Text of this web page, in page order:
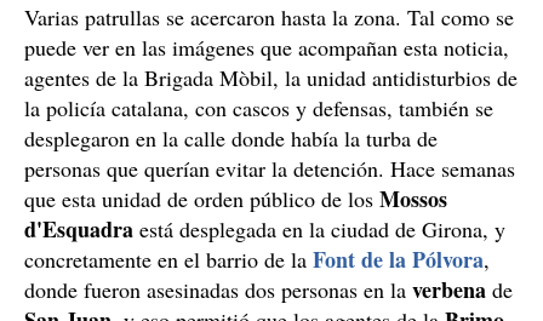
Varias patrullas se acercaron hasta la zona. Tal como se
puede ver en las imágenes que acompañan esta noticia,
agentes de la Brigada Mòbil, la unidad antidisturbios de
la policía catalana, con cascos y defensas, también se
desplegaron en la calle donde había la turba de
personas que querían evitar la detención. Hace semanas
que esta unidad de orden público de los Mossos
d'Esquadra está desplegada en la ciudad de Girona, y
concretamente en el barrio de la Font de la Pólvora,
donde fueron asesinadas dos personas en la verbena de